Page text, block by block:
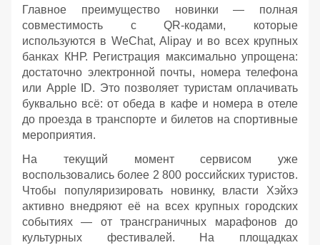
Главное преимущество новинки — полная
совместимость с QR-кодами, которые
используются в WeChat, Alipay и во всех крупных
банках КНР. Регистрация максимально упрощена:
достаточно электронной почты, номера телефона
или Apple ID. Это позволяет туристам оплачивать
буквально всё: от обеда в кафе и номера в отеле
до проезда в транспорте и билетов на спортивные
мероприятия.
На текущий момент сервисом уже
воспользовались более 2 800 российских туристов.
Чтобы популяризировать новинку, власти Хэйхэ
активно внедряют её на всех крупных городских
событиях — от трансграничных марафонов до
культурных фестивалей. На площадках